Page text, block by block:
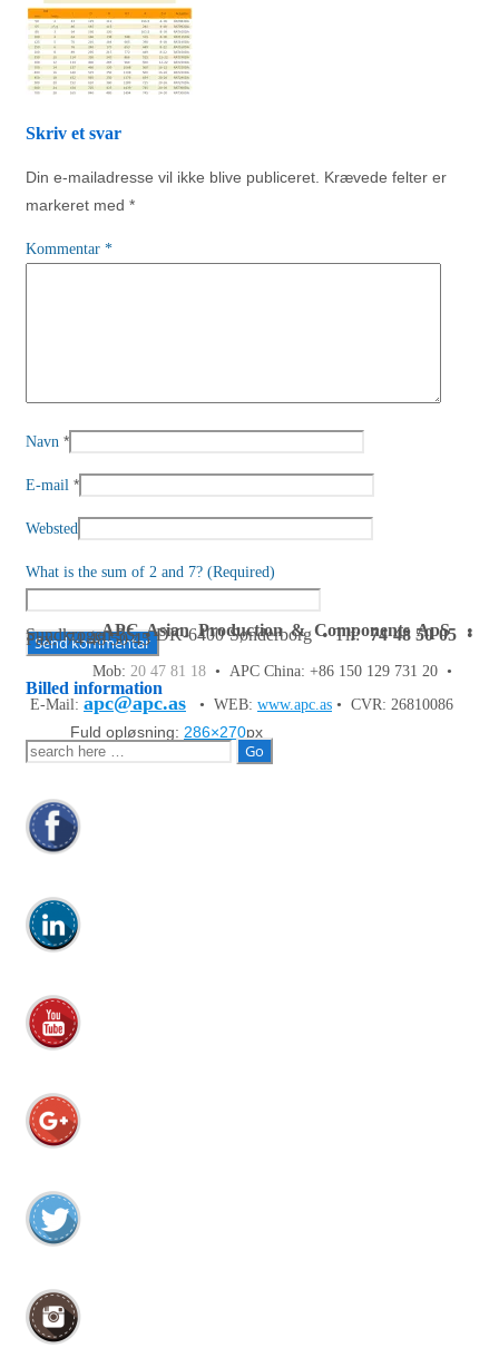
Skriv et svar
Din e-mailadresse vil ikke blive publiceret. Krævede felter er
markeret med *
Kommentar *
Navn *
E-mail *
Websted
What is the sum of 2 and 7? (Required)
Billed information
Fuld opløsning: 286×270px
APC Asian Production & Components ApS•
Sundkrogen 35 • DK-6400 Sønderborg • Tlf:74 48 50 05•
Fax: 74 48 50 45
Mob: 20 47 81 18 • APC China: +86 150 129 731 20 •
E-Mail: apc@apc.as • WEB: www.apc.as • CVR: 26810086
Søg